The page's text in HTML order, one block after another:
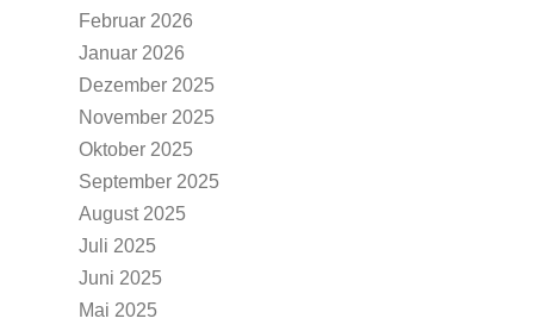
Februar 2026
Januar 2026
Dezember 2025
November 2025
Oktober 2025
September 2025
August 2025
Juli 2025
Juni 2025
Mai 2025